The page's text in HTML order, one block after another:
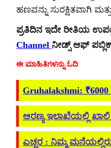
ಹಣವನ್ನು ಸುರಕ್ಷಿತವಾಗಿ
ಪ್ರತಿದಿನ ಇದೇ ರೀತಿಯ
Channel ನೀಡ್ಸ್ ಆಫ್
ಈ ಮಾಹಿತಿಗಳನ್ನು ಓದಿ
Gruhalakshmi:
ಅರಣ್ಯ ‌ಇಲಾಖೆಯಲ್ಲಿ ಖಾಲಿ
ಎಚ್ಚರ : ನಿಮ್ಮ